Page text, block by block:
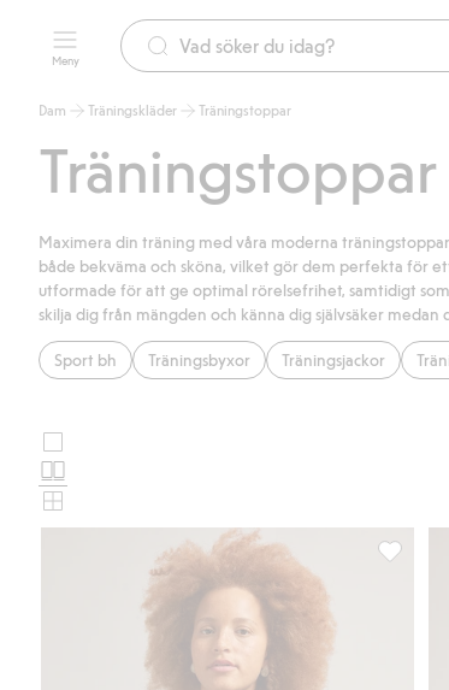
Meny
Dam Träningskläder Träningstoppar
Träningstoppar
Maximera din träning med våra moderna
både bekväma och sköna, vilket gör dem perfekta för
utformade för att ge optimal rörelsefrihet, samtidigt
skilja dig från mängden och känna dig självsäker medan
Sport bh Träningsbyxor Träningsjackor
Välj
produktkortslayout
bilder
Topp i